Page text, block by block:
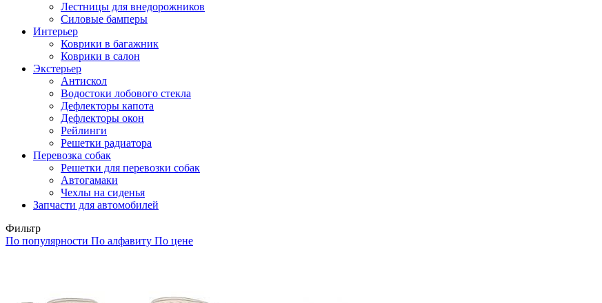
Лестницы для внедорожников
Силовые бамперы
Интерьер
Коврики в багажник
Коврики в салон
Экстерьер
Антискол
Водостоки лобового стекла
Дефлекторы капота
Дефлекторы окон
Рейлинги
Решетки радиатора
Перевозка собак
Решетки для перевозки собак
Автогамаки
Чехлы на сиденья
Запчасти для автомобилей
Фильтр
По популярности По алфавиту По цене